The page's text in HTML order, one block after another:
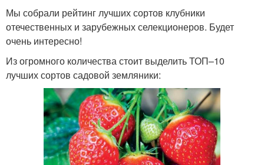
Мы собрали рейтинг лучших сортов клубники
отечественных и зарубежных селекционеров. Будет
очень интересно!
Из огромного количества стоит выделить ТОП–10
лучших сортов садовой земляники: